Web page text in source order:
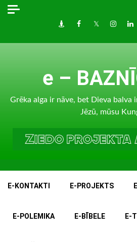
Skip
DraugiemFacebook
Twitter
e –
Grēka alga ir nāve, bet Dieva balva
Jēzū, mūsu
E-KONTAKTI E-PROJEKTS
E-POLEMIKA E-BĪBELE E-